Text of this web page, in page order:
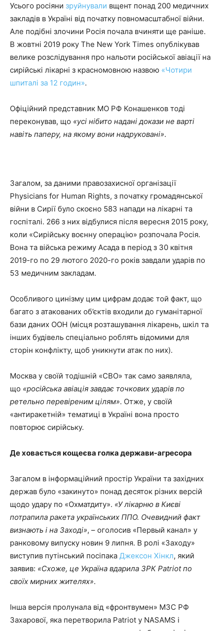
Усього росіяни зруйнували вщент понад 200 медичних
закладів в Україні від початку повномасштабної війни.
Але подібні злочини Росія почала вчиняти ще раніше.
В жовтні 2019 року The New York Times опублікував
велике розслідування про нальоти російської авіації на
сирійські лікарні з красномовною назвою «Чотири
шпиталі за 12 годин».
Офіційний представник МО РФ Конашенков тоді
переконував, що «усі нібито надані докази не варті
навіть паперу, на якому вони надруковані».
Загалом, за даними правозахисної організації
Physicians for Human Rights, з початку громадянської
війни в Сирії було скоєно 583 напади на лікарні та
госпіталі. 266 з них відбулися після вересня 2015 року,
коли «Сирійську воєнну операцію» розпочала Росія.
Вона та війська режиму Асада в період з 30 квітня
2019-го по 29 лютого 2020-го років завдали ударів по
53 медичним закладам.
Особливого цинізму цим цифрам додає той факт, що
багато з атакованих об’єктів входили до гуманітарної
бази даних ООН (місця розташування лікарень, шкіл та
інших будівель спеціально роблять відомими для
сторін конфлікту, щоб уникнути атак по них).
Москва у своїй тодішній «СВО» так само заявляла,
що «російська авіація завдає точкових ударів по
ретельно перевіреним цілям». Отже, у своїй
«антиракетній» тематиці в Україні вона просто
повторює сирійську.
Де ховається кощеєва голка держави-агресора
Загалом в інформаційний простір України та західних
держав було «закинуто» понад десяток різних версій
щодо удару по «Охматдиту». «У лікарню в Києві
потрапила ракета українських ППО. Очевидний факт
визнають і на Заході», – оголосив «Первый канал» у
ранковому випуску новин 9 липня. В ролі «Заходу»
виступив путінський посіпака Джексон Хінкл, який
заявив: «Схоже, це Україна вдарила ЗРК Patriot по
своїх мирних жителях».
Інша версія пролунала від «фронтвумен» МЗС РФ
Захарової, яка перетворила Patriot у NASAMS і